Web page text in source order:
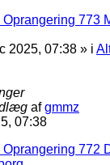
773
2025, 07:38 » i
afgmmz
07:38
772